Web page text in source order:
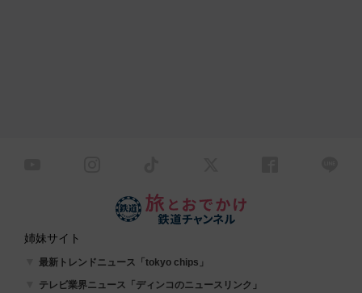
姉妹サイト
最新トレンドニュース「tokyo chips」
テレビ業界ニュース「ディンコのニュースリンク」